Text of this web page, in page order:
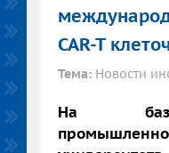
CAR-T
Тема: Новости
На